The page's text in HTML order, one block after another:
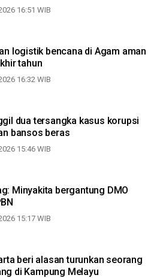
16:51 WIB
logistik bencana di Agam aman
tahun
16:32 WIB
dua tersangka kasus korupsi
bansos beras
15:46 WIB
Minyakita bergantung DMO
15:17 WIB
beri alasan turunkan seorang
di Kampung Melayu